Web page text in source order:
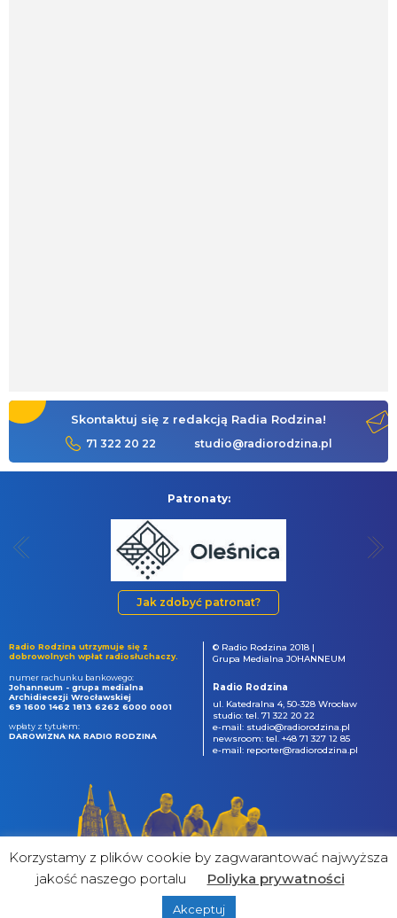
Skontaktuj się z redakcją Radia Rodzina!
71 322 20 22 studio@radiorodzina.pl
Patronaty:
Jak zdobyć patronat?
Radio Rodzina utrzymuje się z
dobrowolnych wpłat radiosłuchaczy.
numer rachunku bankowego:
Johanneum - grupa medialna
Archidiecezji Wrocławskiej
69 1600 1462 1813 6262 6000 0001
wpłaty z tytułem:
DAROWIZNA NA RADIO RODZINA
© Radio Rodzina 2018 |
Grupa Medialna JOHANNEUM
Radio Rodzina
ul. Katedralna 4, 50-328 Wrocław
studio: tel. 71 322 20 22
e-mail: studio@radiorodzina.pl
newsroom: tel. +48 71 327 12 85
e-mail: reporter@radiorodzina.pl
&
Korzystamy z plików cookie by zagwarantować najwyższa
jakość naszego portalu
Poliyka prywatności
Akceptuj